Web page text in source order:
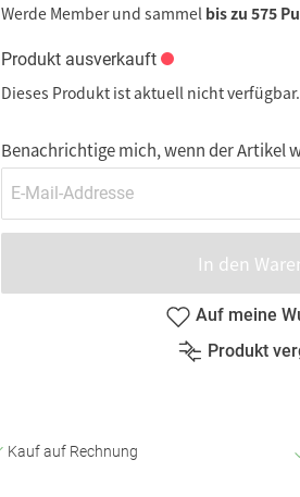
Werde Member und sammel bis zu 575
Produkt ausverkauft
Dieses Produkt ist aktuell nicht verfügbar.
Benachrichtige mich, wenn der Artikel
In den
Auf meine
Produkt
Kauf auf Rechnung